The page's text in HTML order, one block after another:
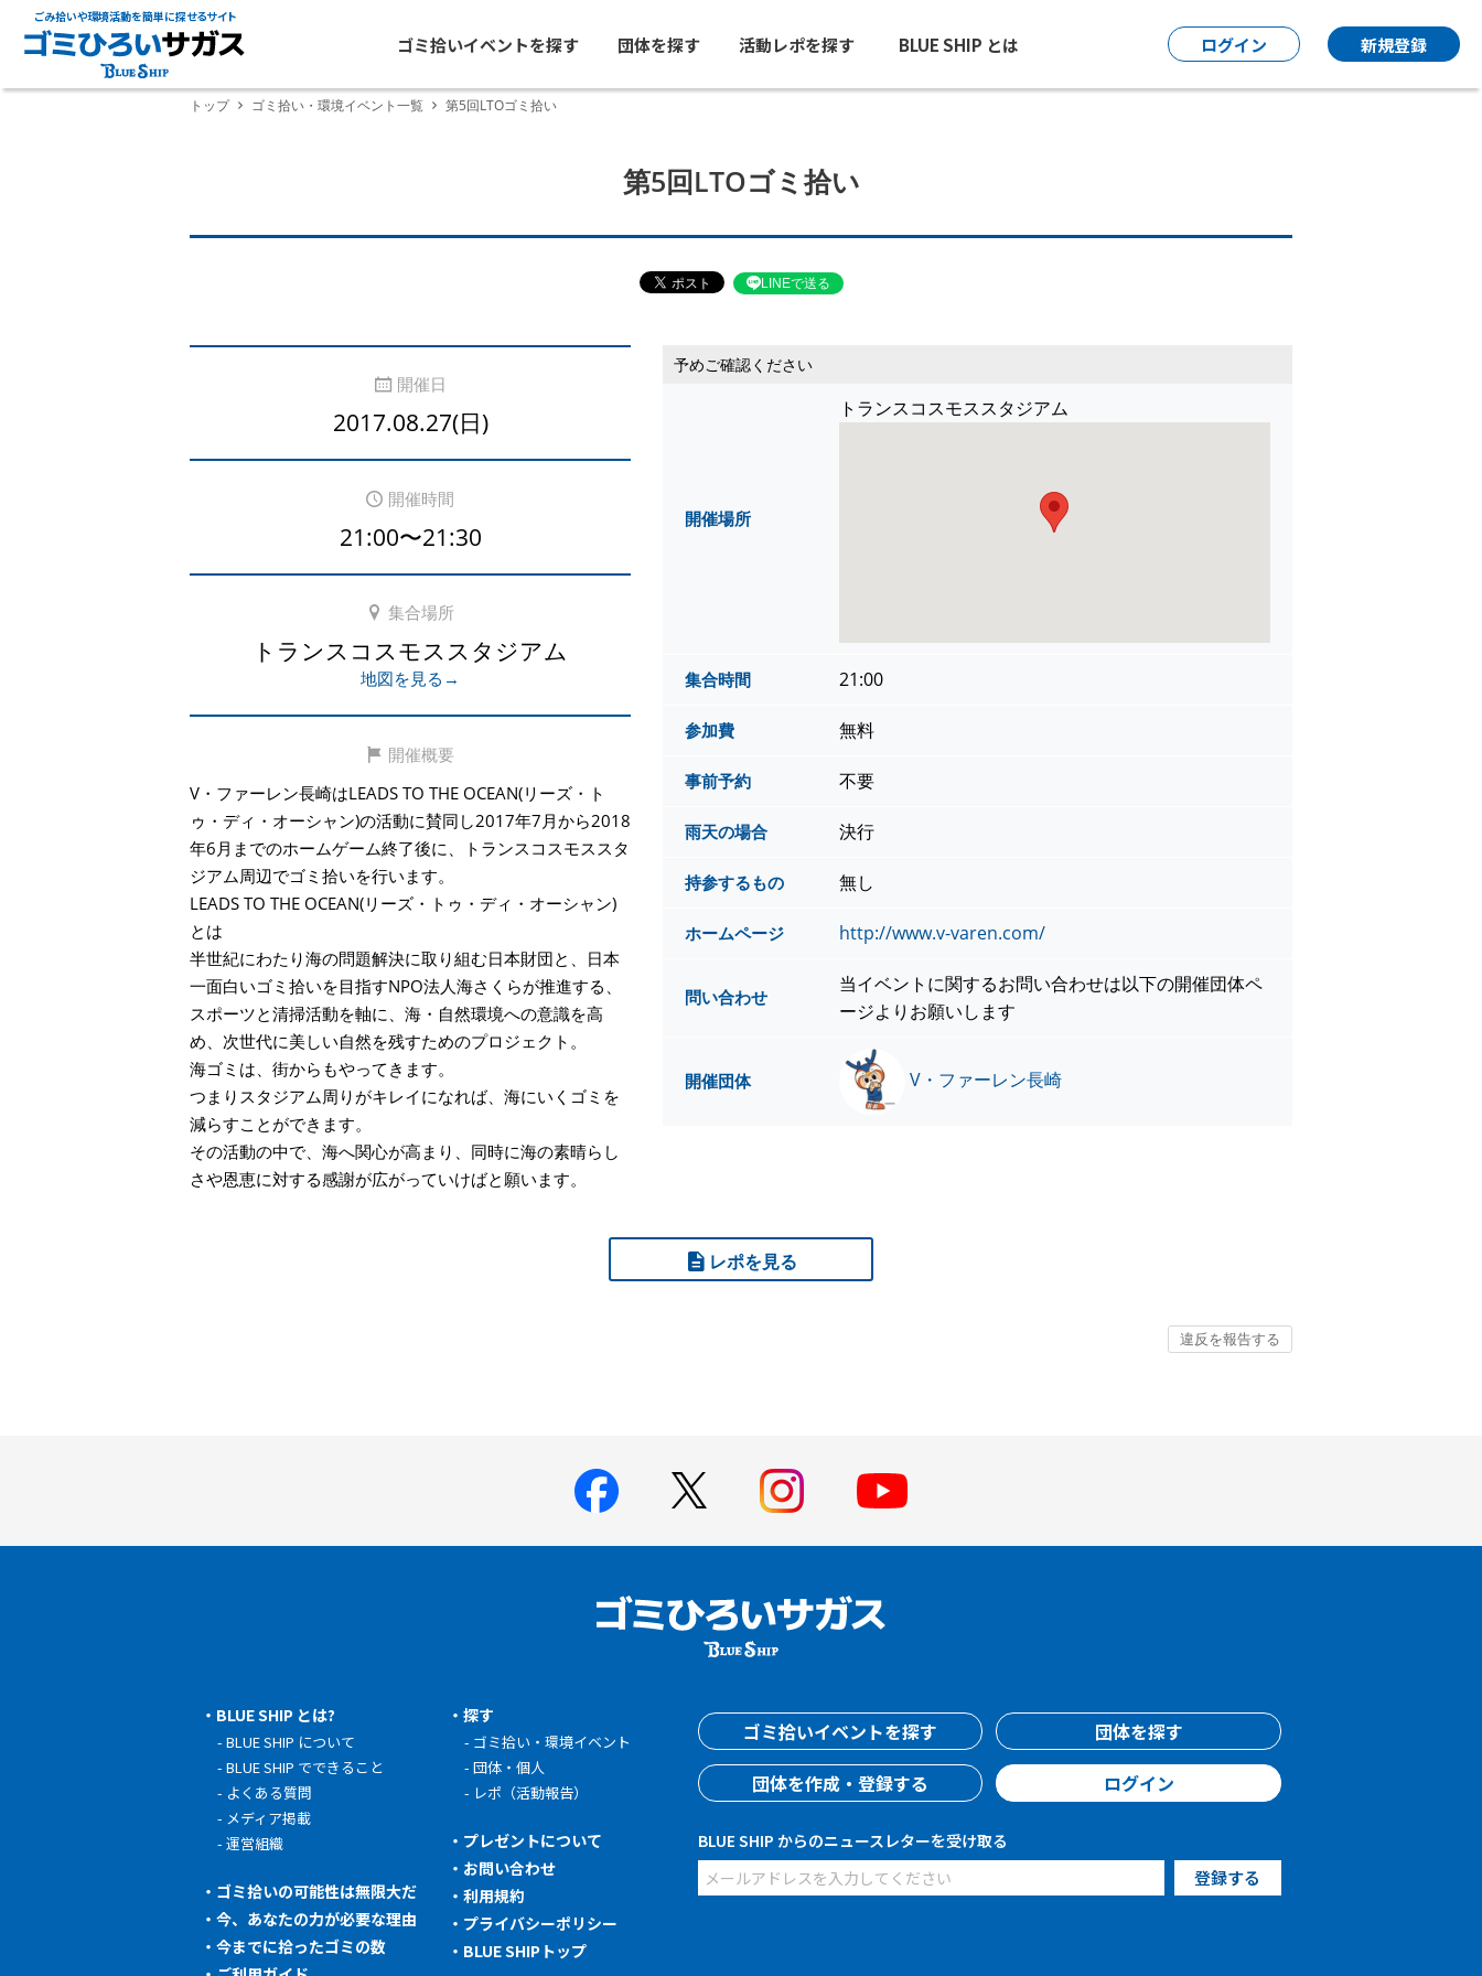
ごみ拾いや環境活動を簡単に探せるサイト
ゴミ拾いイベントを探す 団体を探す 活動レポを探す BLUE SHIP とは ログイン 新規登録
トップ ゴミ拾い・環境イベント一覧 第5回LTOゴミ拾い
第5回LTOゴミ拾い
LINEで送る
開催日
2017.08.27(日)
開催時間
21:00〜21:30
集合場所
トランスコスモススタジアム
地図を見る→
開催概要
V・ファーレン長崎はLEADS TO THE OCEAN(リーズ・ト
ゥ・ディ・オーシャン)の活動に賛同し2017年7月から2018
年6月までのホームゲーム終了後に、トランスコスモススタ
ジアム周辺でゴミ拾いを行います。
LEADS TO THE OCEAN(リーズ・トゥ・ディ・オーシャン)
とは
半世紀にわたり海の問題解決に取り組む日本財団と、日本
一面白いゴミ拾いを目指すNPO法人海さくらが推進する、
スポーツと清掃活動を軸に、海・自然環境への意識を高
め、次世代に美しい自然を残すためのプロジェクト。
海ゴミは、街からもやってきます。
つまりスタジアム周りがキレイになれば、海にいくゴミを
減らすことができます。
その活動の中で、海へ関心が高まり、同時に海の素晴らし
さや恩恵に対する感謝が広がっていけばと願います。
予めご確認ください
開催場所
トランスコスモススタジアム
集合時間 21:00
参加費 無料
事前予約 不要
雨天の場合 決行
持参するもの 無し
ホームページ http://www.v-varen.com/
問い合わせ
当イベントに関するお問い合わせは以下の開催団体ペ
ージよりお願いします
開催団体 V・ファーレン長崎
レポを見る
BLUE SHIP とは?
BLUE SHIP について
BLUE SHIP でできること
よくある質問
メディア掲載
運営組織
ゴミ拾いの可能性は無限大だ
今、あなたの力が必要な理由
今までに拾ったゴミの数
探す
ゴミ拾い・環境イベント
団体・個人
レポ（活動報告）
プレゼントについて
お問い合わせ
利用規約
プライバシーポリシー
BLUE SHIPトップ
ゴミ拾いイベントを探す
団体を探す
団体を作成・登録する
ログイン
BLUE SHIP からのニュースレターを受け取る